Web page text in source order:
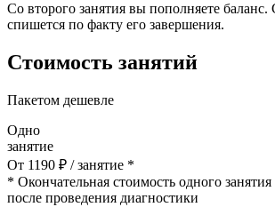
Со второго занятия вы пополняете баланс.
спишется по факту его завершения.
Стоимость занятий
Пакетом дешевле
Одно
занятие
От 1190 ₽ / занятие *
* Окончательная стоимость одного занятия
после проведения диагностики